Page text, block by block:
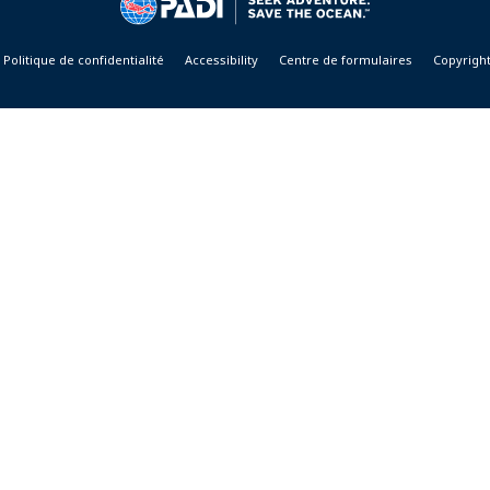
Politique de confidentialité Accessibility Centre de formulaires Copyright